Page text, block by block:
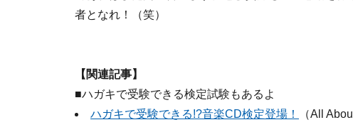
者となれ！（笑）
【関連記事】
■ハガキで受験できる検定試験もあるよ
ハガキで受験できる!?音楽CD検定登場！
（All